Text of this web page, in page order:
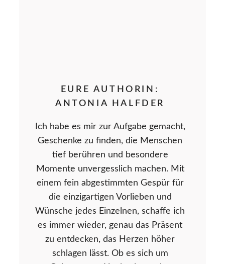
EURE AUTHORIN:
ANTONIA HALFDER
Ich habe es mir zur Aufgabe gemacht,
Geschenke zu finden, die Menschen
tief berühren und besondere
Momente unvergesslich machen. Mit
einem fein abgestimmten Gespür für
die einzigartigen Vorlieben und
Wünsche jedes Einzelnen, schaffe ich
es immer wieder, genau das Präsent
zu entdecken, das Herzen höher
schlagen lässt. Ob es sich um